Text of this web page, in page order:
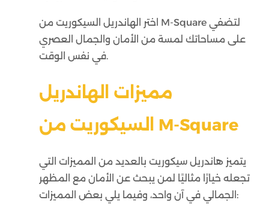
اختر الهاندريل السيكوريت من M-Square لتضفي
على مساحاتك لمسة من الأمان والجمال العصري
في نفس الوقت.
مميزات الهاندريل
السيكوريت من M-Square
يتميز هاندريل سيكوريت بالعديد من المميزات التي
تجعله خيارًا مثاليًا لمن يبحث عن الأمان مع المظهر
الجمالي في آن واحد، وفيما يلي بعض المميزات: